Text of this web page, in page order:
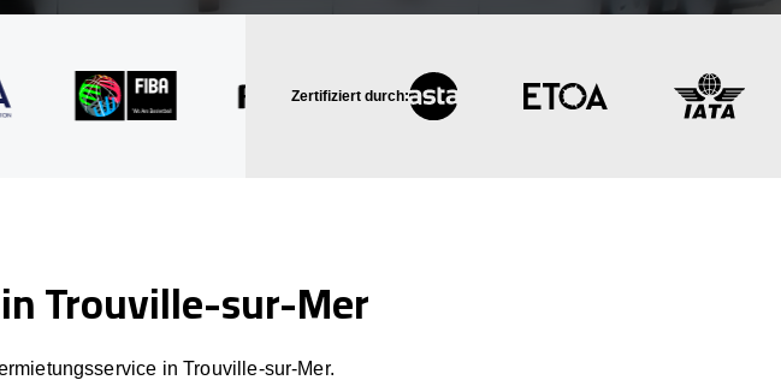
Zertifiziert durch:
Trouville-sur-Mer
in Trouville-sur-Mer.